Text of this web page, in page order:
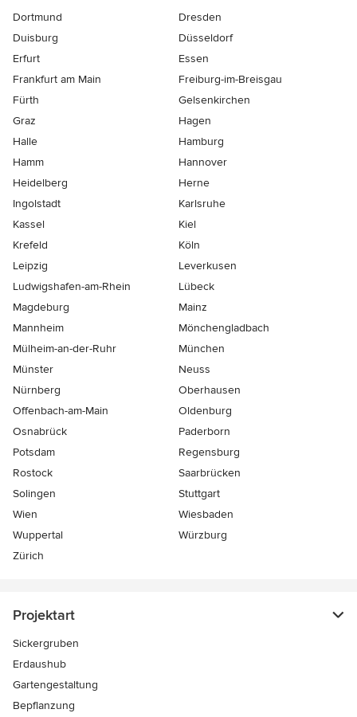
Dortmund
Dresden
Duisburg
Düsseldorf
Erfurt
Essen
Frankfurt am Main
Freiburg-im-Breisgau
Fürth
Gelsenkirchen
Graz
Hagen
Halle
Hamburg
Hamm
Hannover
Heidelberg
Herne
Ingolstadt
Karlsruhe
Kassel
Kiel
Krefeld
Köln
Leipzig
Leverkusen
Ludwigshafen-am-Rhein
Lübeck
Magdeburg
Mainz
Mannheim
Mönchen­gladbach
Mülheim-an-der-Ruhr
München
Münster
Neuss
Nürnberg
Oberhausen
Offenbach-am-Main
Oldenburg
Osnabrück
Paderborn
Potsdam
Regensburg
Rostock
Saarbrücken
Solingen
Stuttgart
Wien
Wiesbaden
Wuppertal
Würzburg
Zürich
Projektart
Sickergruben
Erdaushub
Gartengestaltung
Bepflanzung